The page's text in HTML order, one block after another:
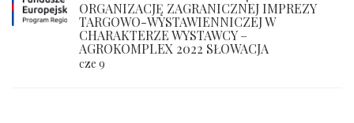
ORGANIZACJĘ ZAGRANICZNEJ IMPREZY
TARGOWO-WYSTAWIENNICZEJ W
CHARAKTERZE WYSTAWCY –
AGROKOMPLEX 2022 SŁOWACJA
cze 9